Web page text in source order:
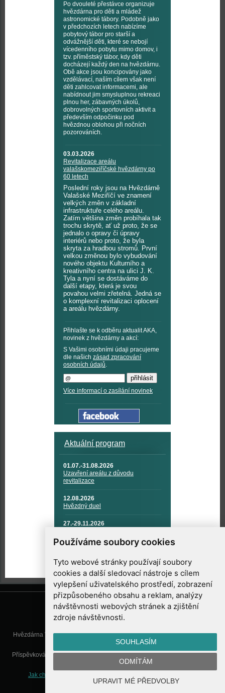
Používáme soubory cookies
Tyto webové stránky používají soubory
cookies a další sledovací nástroje s cílem
vylepšení uživatelského prostředí, zobrazení
přizpůsobeného obsahu a reklam, analýzy
návštěvnosti webových stránek a zjištění
zdroje návštěvnosti.
SOUHLASÍM
ODMÍTÁM
UPRAVIT MÉ PŘEDVOLBY
Po dvouleté přestávce organizuje
hvězdárna pro děti a mládež
astronomické tábory. Podobně jako
v předchozích letech nabízíme
pobytový tábor pro starší a
odvážnější děti, které se nebojí
vícedenního pobytu mimo domov, i
tzv. příměstský tábor, kdy děti
docházejí každý den na hvězdárnu.
Obě akce jsou koncipovány jako
vzdělávací, naším cílem však není
děti zahlcovat informacemi, ale
nabídnout jim smysluplnou rekreaci
plnou her, zábavných úkolů,
dobrovolných sportovních aktivit a
především odpočinku pod
hvězdnou oblohou při nočních
pozorováních.
03.03.2026
Revitalizace areálu
valašskomeziříčské hvězdárny po
60 letech
Poslední roky jsou na Hvězdárně
Valašské Meziříčí ve znamení
velkých změn v základní
infrastruktuře celého areálu.
Zatím většina změn probíhala tak
trochu skrytě, ať už proto, že se
jednalo o opravy či úpravy
interiérů nebo proto, že byla
skryta za hradbou stromů. První
velkou změnou bylo vybudování
nového objektu Kulturního a
kreativního centra na ulici J. K.
Tyla a nyní se dostáváme do
další etapy, která je svou
povahou velmi zřetelná. Jedná se
o komplexní revitalizaci oplocení
a areálu hvězdárny.
Přihlašte se k odběru aktualit AKA,
novinek z hvězdárny a akcí:
S Vašimi osobními údaji pracujeme
dle našich zásad zpracování
osobních údajů.
Více informací o zasílání novinek
Aktuální program
01.07.-31.08.2026
Uzavření areálu z důvodu
revitalizace
12.08.2026
Hvězdný duel
27.-29.11.2026
TECHNIKA A KOSMICKÉ
TECHNOLOGIE
Hvězdárna Valašské Meziříčí, příspěvková organizace, Vsetínská 78, 757
01 Valašské Meziříčí
Příspěvková organizace Zlínského kraje. Telefon:571 611 928, Mobil:777
info@astrovm.cz
Jak chráníme Vaše osobní údaje
WebConsult.cz